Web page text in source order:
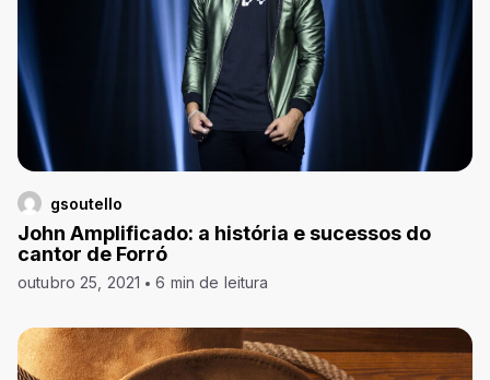
gsoutello
John Amplificado: a história e sucessos do
cantor de Forró
outubro 25, 2021 6 min de leitura